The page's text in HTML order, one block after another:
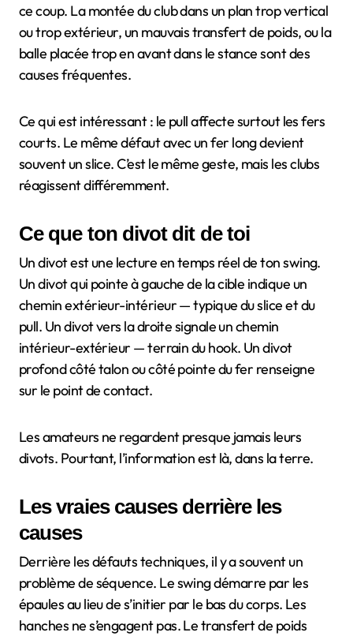
ce coup. La montée du club dans un plan trop vertical
ou trop extérieur, un mauvais transfert de poids, ou la
balle placée trop en avant dans le stance sont des
causes fréquentes.
Ce qui est intéressant : le pull affecte surtout les fers
courts. Le même défaut avec un fer long devient
souvent un slice. C’est le même geste, mais les clubs
réagissent différemment.
Ce que ton divot dit de toi
Un divot est une lecture en temps réel de ton swing.
Un divot qui pointe à gauche de la cible indique un
chemin extérieur-intérieur — typique du slice et du
pull. Un divot vers la droite signale un chemin
intérieur-extérieur — terrain du hook. Un divot
profond côté talon ou côté pointe du fer renseigne
sur le point de contact.
Les amateurs ne regardent presque jamais leurs
divots. Pourtant, l’information est là, dans la terre.
Les vraies causes derrière les
causes
Derrière les défauts techniques, il y a souvent un
problème de séquence. Le swing démarre par les
épaules au lieu de s’initier par le bas du corps. Les
hanches ne s’engagent pas. Le transfert de poids